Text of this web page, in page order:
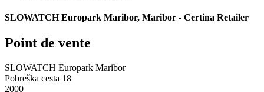
SLOWATCH Europark Maribor, Maribor - Certina Retailer
Point de vente
SLOWATCH Europark Maribor
Pobreška cesta 18
2000